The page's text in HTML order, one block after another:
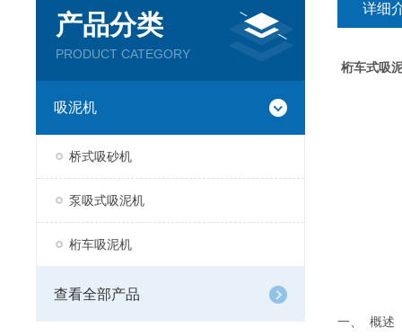
产品分类
PRODUCT CATEGORY
吸泥机
桥式吸砂机
泵吸式吸泥机
桁车吸泥机
查看全部产品
详细
桁车式吸
一、
概述